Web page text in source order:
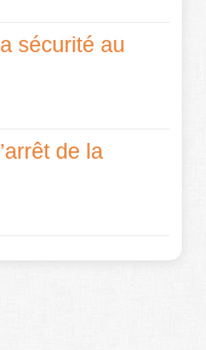
sécurité au
de la